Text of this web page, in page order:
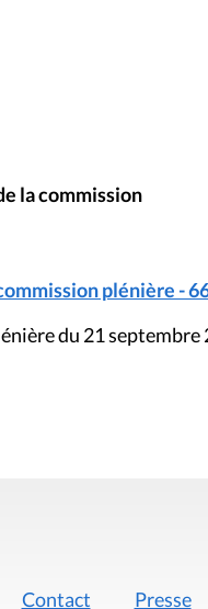
la commission
plénière -
du 21 septembre
Contact Presse